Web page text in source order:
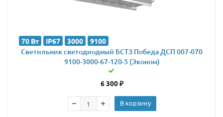
70 Вт IP67 3000 9100
Светильник светодиодный БСТЗ Победа ДСП 007-070
9100-3000-67-120-5 (Эконом)
6 300₽
В корзину